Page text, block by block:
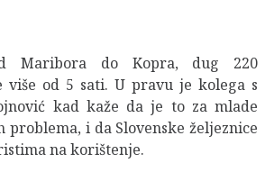
Maribora do Kopra, dug 220
od 5 sati. U pravu je kolega s
kad kaže da je to za mlade
problema, i da Slovenske željeznice
na korištenje.